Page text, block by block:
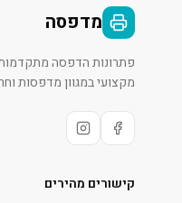
מדפסה
פתרונות הדפסה מתקדמות
מקצועי במגוון מדפסות
קישורים מהירים